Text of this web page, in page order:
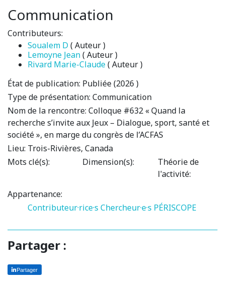
Communication
Contributeurs:
Soualem D ( Auteur )
Lemoyne Jean( Auteur )
Rivard Marie-Claude( Auteur )
État de publication: Publiée (2026 )
Type de présentation: Communication
Nom de la rencontre: Colloque #632 « Quand la
recherche s’invite aux Jeux – Dialogue, sport, santé et
société », en marge du congrès de l’ACFAS
Lieu: Trois-Rivières, Canada
Mots clé(s):
Dimension(s):
Théorie de
l'activité:
Appartenance:
Contributeur·rice·s Chercheur·e·s PÉRISCOPE
Partager :
Partager